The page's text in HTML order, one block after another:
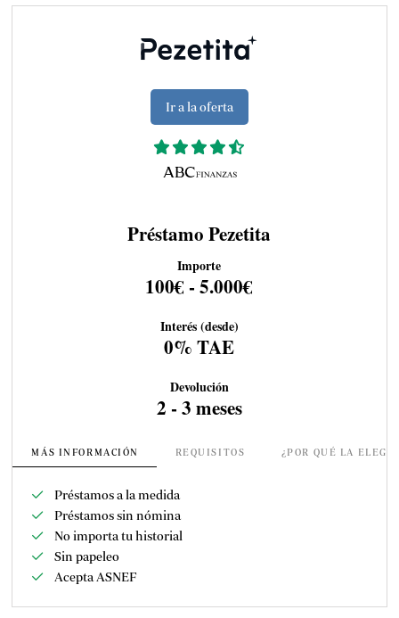
Ir a la oferta
Préstamo Pezetita
Importe
100€ - 5.000€
Interés (desde)
0% TAE
Devolución
2 - 3 meses
MÁS INFORMACIÓN REQUISITOS ¿POR QUÉ LA
Préstamos a la medida
Préstamos sin nómina
No importa tu historial
Sin papeleo
Acepta ASNEF